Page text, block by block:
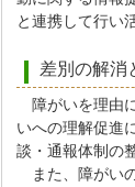
と連携して行い
差別の解消
障がいを理由
いへの理解促進
談・通報体制の
また、障がい